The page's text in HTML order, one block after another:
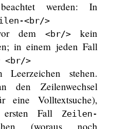
werden: In
<br/>
dem<br/>
kein
in einem jeden Fall
<br/>
Leerzeichen stehen.
den Zeilenwechsel
eine Volltextsuche),
Fall
Zeilen-
(woraus noch